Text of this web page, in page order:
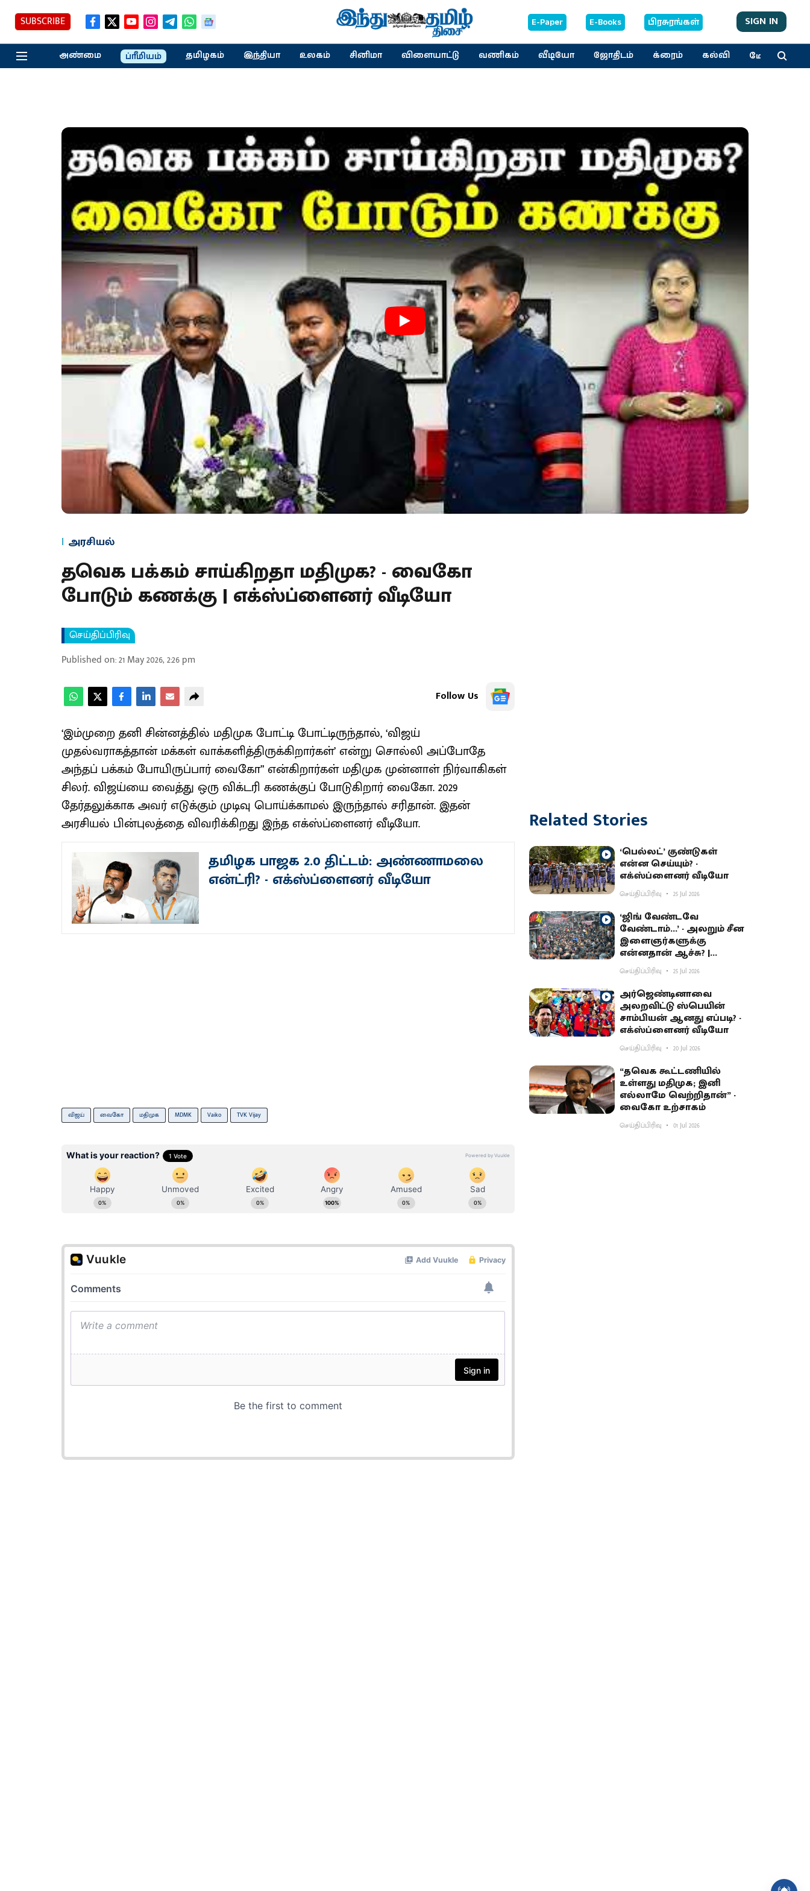
SUBSCRIBE E-Paper E-Books பிரசுரங்கள் SIGN IN
அண்மை ப்ரீமியம் தமிழகம் இந்தியா உலகம் சினிமா விளையாட்டு வணிகம் வீடியோ ஜோதிடம் க்ரைம் கல்வி மேலும்
அரசியல்
தவெக பக்கம் சாய்கிறதா மதிமுக? - வைகோ
போடும் கணக்கு | எக்ஸ்ப்ளைனர் வீடியோ
செய்திப்பிரிவு
Published on:21 May 2026, 2:26 pm
Follow Us
‘இம்முறை தனி சின்னத்தில் மதிமுக போட்டி போட்டிருந்தால், ‘விஜய்
முதல்வராகத்தான் மக்கள் வாக்களித்திருக்கிறார்கள்’ என்று சொல்லி அப்போதே
அந்தப் பக்கம் போயிருப்பார் வைகோ” என்கிறார்கள் மதிமுக முன்னாள் நிர்வாகிகள்
சிலர். விஜய்யை வைத்து ஒரு விக்டரி கணக்குப் போடுகிறார் வைகோ. 2029
தேர்தலுக்காக அவர் எடுக்கும் முடிவு பொய்க்காமல் இருந்தால் சரிதான். இதன்
அரசியல் பின்புலத்தை விவரிக்கிறது இந்த எக்ஸ்ப்ளைனர் வீடியோ.
தமிழக பாஜக 2.0 திட்டம்: அண்ணாமலை
என்ட்ரி? - எக்ஸ்ப்ளைனர் வீடியோ
விஜய் வைகோ மதிமுக MDMK Vaiko TVK Vijay
Related Stories
‘பெல்லட்’ குண்டுகள்
என்ன செய்யும்? -
எக்ஸ்ப்ளைனர் வீடியோ
செய்திப்பிரிவு 25 Jul 2026
‘ஜிங் வேண்டவே
வேண்டாம்...’ - அலறும் சீன
இளைஞர்களுக்கு
என்னதான் ஆச்சு? |
எக்ஸ்ப்ளைனர் வீடியோ
செய்திப்பிரிவு 25 Jul 2026
அர்ஜெண்டினாவை
அலறவிட்டு ஸ்பெயின்
சாம்பியன் ஆனது எப்படி? -
எக்ஸ்ப்ளைனர் வீடியோ
செய்திப்பிரிவு 20 Jul 2026
“தவெக கூட்டணியில்
உள்ளது மதிமுக; இனி
எல்லாமே வெற்றிதான்” -
வைகோ உற்சாகம்
செய்திப்பிரிவு 01 Jul 2026